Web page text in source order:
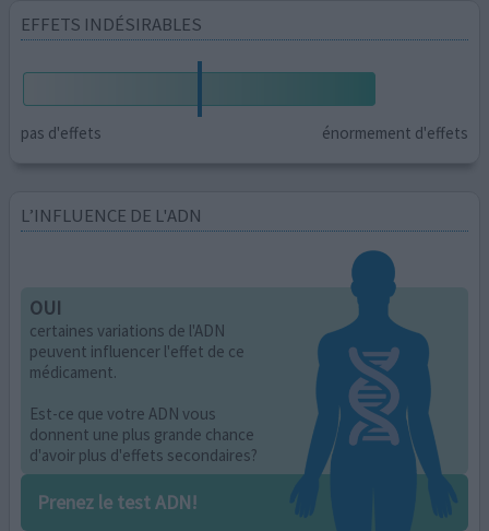
EFFETS INDÉSIRABLES
pas d'effets énormement d'effets
L’INFLUENCE DE L'ADN
OUI
certaines variations de l'ADN
peuvent influencer l'effet de ce
médicament.
Est-ce que votre ADN vous
donnent une plus grande chance
d'avoir plus d'effets secondaires?
Prenez le test ADN!